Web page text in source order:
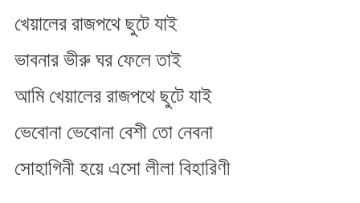
খেয়ালের রাজপথে ছুটে যাই
ভাবনার ভীরু ঘর ফেলে তাই
আমি খেয়ালের রাজপথে ছুটে যাই
ভেবোনা ভেবোনা বেশী তো নেবনা
সোহাগিনী হয়ে এসো লীলা বিহারিণী